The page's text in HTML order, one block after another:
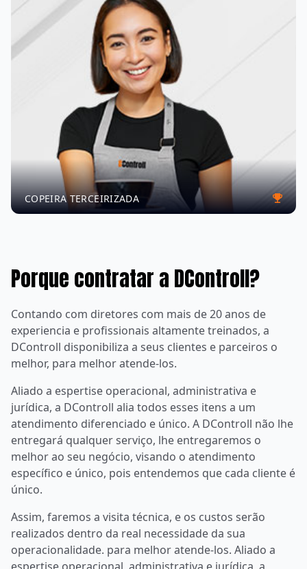
COPEIRA TERCEIRIZADA
Porque contratar a DControll?
Contando com diretores com mais de 20 anos de
experiencia e profissionais altamente treinados, a
DControll disponibiliza a seus clientes e parceiros o
melhor, para melhor atende-los.
Aliado a espertise operacional, administrativa e
jurídica, a DControll alia todos esses itens a um
atendimento diferenciado e único. A DControll não lhe
entregará qualquer serviço, lhe entregaremos o
melhor ao seu negócio, visando o atendimento
específico e único, pois entendemos que cada cliente é
único.
Assim, faremos a visita técnica, e os custos serão
realizados dentro da real necessidade da sua
operacionalidade. para melhor atende-los. Aliado a